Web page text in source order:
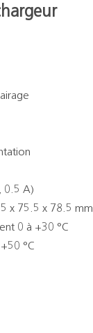
0.5 A)
x 75.5 x 78.5 mm
0 à +30 °C
°C